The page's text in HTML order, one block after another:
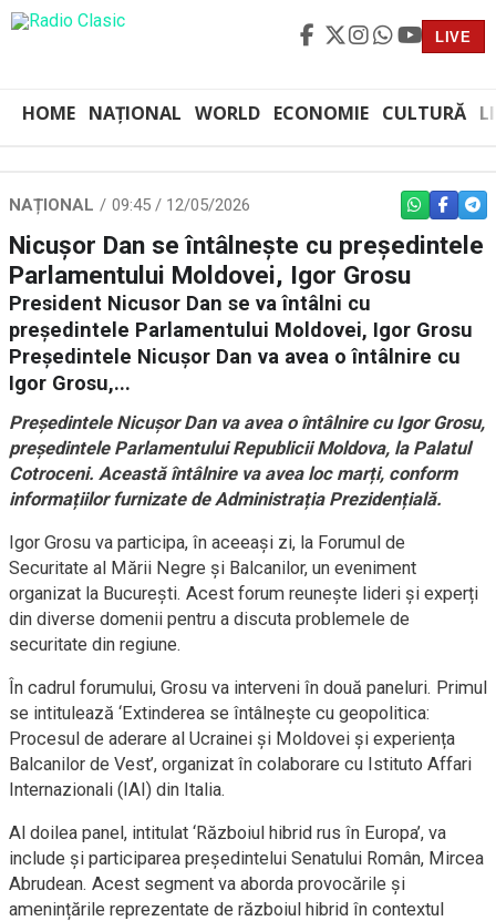
LIVE
HOME NAȚIONAL WORLD ECONOMIE CULTURĂ
NAȚIONAL 09:45 / 12/05/2026 WHATSAPP
Nicușor Dan se întâlnește cu președintele
Parlamentului Moldovei, Igor Grosu
President Nicusor Dan se va întâlni cu
președintele Parlamentului Moldovei, Igor Grosu
Președintele Nicușor Dan va avea o întâlnire cu
Igor Grosu,...
Președintele Nicușor Dan va avea o întâlnire cu Igor Grosu,
președintele Parlamentului Republicii Moldova, la Palatul
Cotroceni. Această întâlnire va avea loc marți, conform
informațiilor furnizate de Administrația Prezidențială.
Igor Grosu va participa, în aceeași zi, la Forumul de
Securitate al Mării Negre și Balcanilor, un eveniment
organizat la București. Acest forum reunește lideri și experți
din diverse domenii pentru a discuta problemele de
securitate din regiune.
În cadrul forumului, Grosu va interveni în două paneluri. Primul
se intitulează ‘Extinderea se întâlnește cu geopolitica:
Procesul de aderare al Ucrainei și Moldovei și experiența
Balcanilor de Vest’, organizat în colaborare cu Istituto Affari
Internazionali (IAI) din Italia.
Al doilea panel, intitulat ‘Războiul hibrid rus în Europa’, va
include și participarea președintelui Senatului Român, Mircea
Abrudean. Acest segment va aborda provocările și
amenințările reprezentate de războiul hibrid în contextul